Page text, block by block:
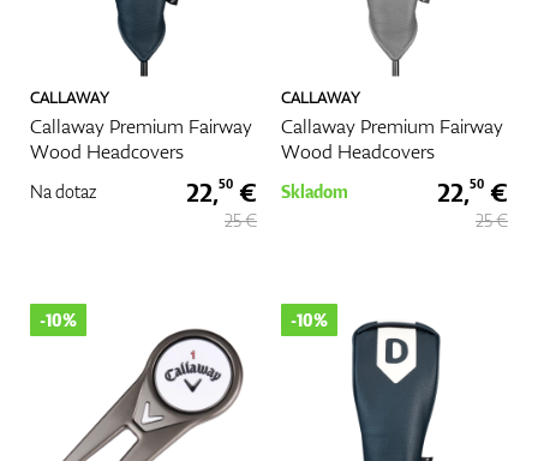
CALLAWAY
Callaway Premium Fairway
Wood Headcovers
Na dotaz 22,50 €
25 €
CALLAWAY
Callaway Premium Fairway
Wood Headcovers
Skladom 22,50 €
25 €
-10% -10%